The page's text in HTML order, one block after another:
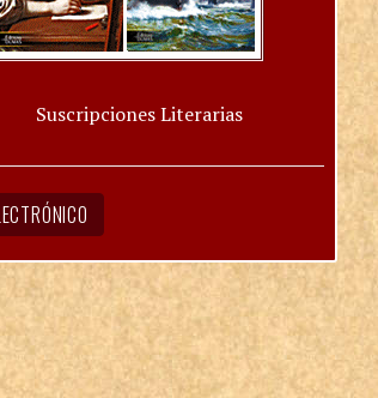
Suscripciones Literarias